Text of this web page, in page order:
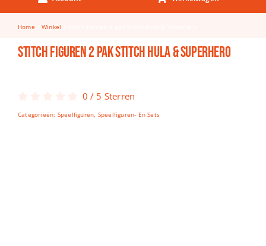
Keuken & Tafelen
Kinderfietsen
Knutselen
Spellen
Home Winkel
Stitch figuren 2 pak Stitch Hula & Superhero
0 / 5 Sterren
Categorieën: Speelfiguren, Speelfiguren- En Sets